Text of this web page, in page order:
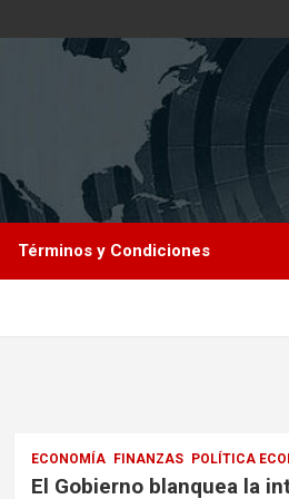
Términos y Condiciones
ECONOMÍA FINANZAS POLÍTICA
El Gobierno blanquea la